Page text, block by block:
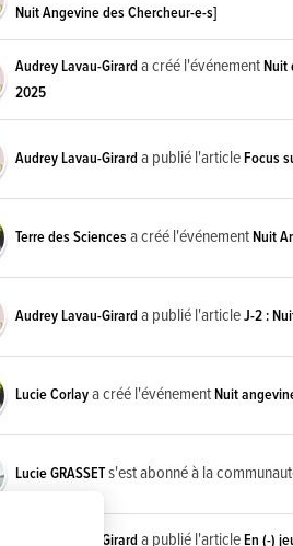
Nuit Angevine des Chercheur-e-s]
Audrey Lavau-Girard a créé l'événementNuit
2025
Audrey Lavau-Girard a publié l'articleFocus
Terre des Sciences a créé l'événementNuit
Audrey Lavau-Girard a publié l'articleJ-2 :
Lucie Corlaya créé l'événementNuit
Lucie GRASSETs'est abonné à la
Audrey Lavau-Girard a publié l'articleEn (-)